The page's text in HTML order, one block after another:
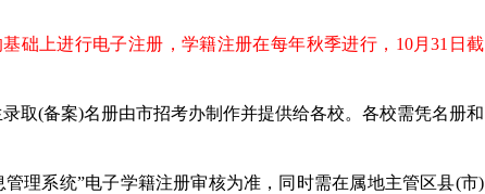
础上进行电子注册，学籍注册在每年秋季进行，10月31日截
取(备案)名册由市招考办制作并提供给各校。各校需凭名册和
理系统”电子学籍注册审核为准，同时需在属地主管区县(市)